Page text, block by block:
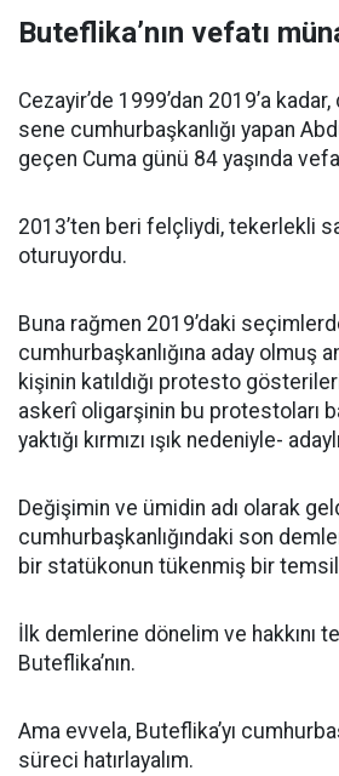
Buteflika’nın vefatı
Cezayir’de 1999’dan 2019’a
sene cumhurbaşkanlığı yapan
geçen Cuma günü 84 yaşında
2013’ten beri felçliydi, tekerlekli
oturuyordu.
Buna rağmen 2019’daki
cumhurbaşkanlığına aday olmuş
kişinin katıldığı protesto
askerî oligarşinin bu protestoları
yaktığı kırmızı ışık nedeniyle-
Değişimin ve ümidin adı olarak
cumhurbaşkanlığındaki son
bir statükonun tükenmiş bir
İlk demlerine dönelim ve hakkını
Buteflika’nın.
Ama evvela, Buteflika’yı
süreci hatırlayalım.